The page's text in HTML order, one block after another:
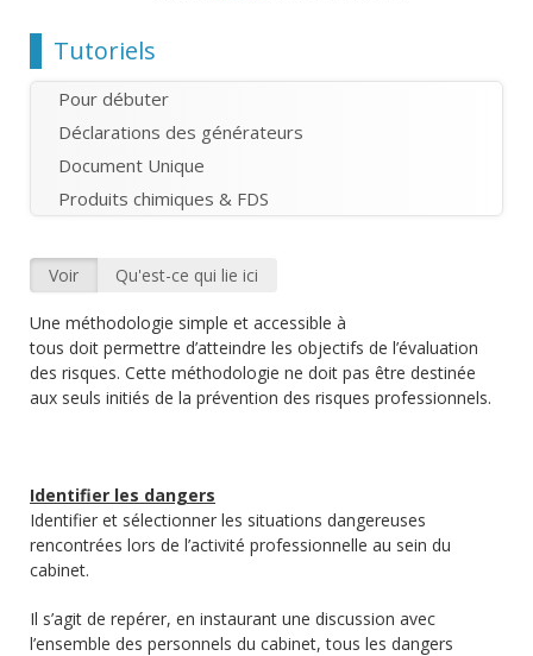
Chemin
Tutoriels
Pour débuter
Déclarations des générateurs
Document Unique
Produits chimiques & FDS
Onglets principaux
Voir (onglet actif)
Qu'est-ce qui lie ici
Une méthodologie simple et accessible à
tous doit permettre d’atteindre les objectifs de l’évaluation
des risques. Cette méthodologie ne doit pas être destinée
aux seuls initiés de la prévention des risques professionnels.
Identifier les dangers
Identifier et sélectionner les situations dangereuses
rencontrées lors de l’activité professionnelle au sein du
cabinet.
Il s’agit de repérer, en instaurant une discussion avec
l’ensemble des personnels du cabinet, tous les dangers